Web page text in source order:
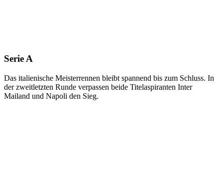
Serie A
Das italienische Meisterrennen bleibt spannend bis zum Schluss. In
der zweitletzten Runde verpassen beide Titelaspiranten Inter
Mailand und Napoli den Sieg.